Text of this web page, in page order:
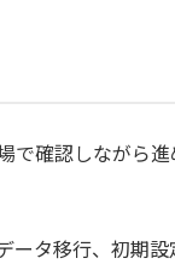
で確認しながら
ータ移行、初期